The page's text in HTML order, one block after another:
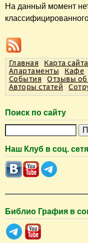
з
д
е
с
ь
На данный момент
Главная Карта сайта
Апартаменты Кафе
События Отзывы об
Авторы статей
Поиск по сайту
и
с
к
Наш Клуб в соц.
Библио Графия в